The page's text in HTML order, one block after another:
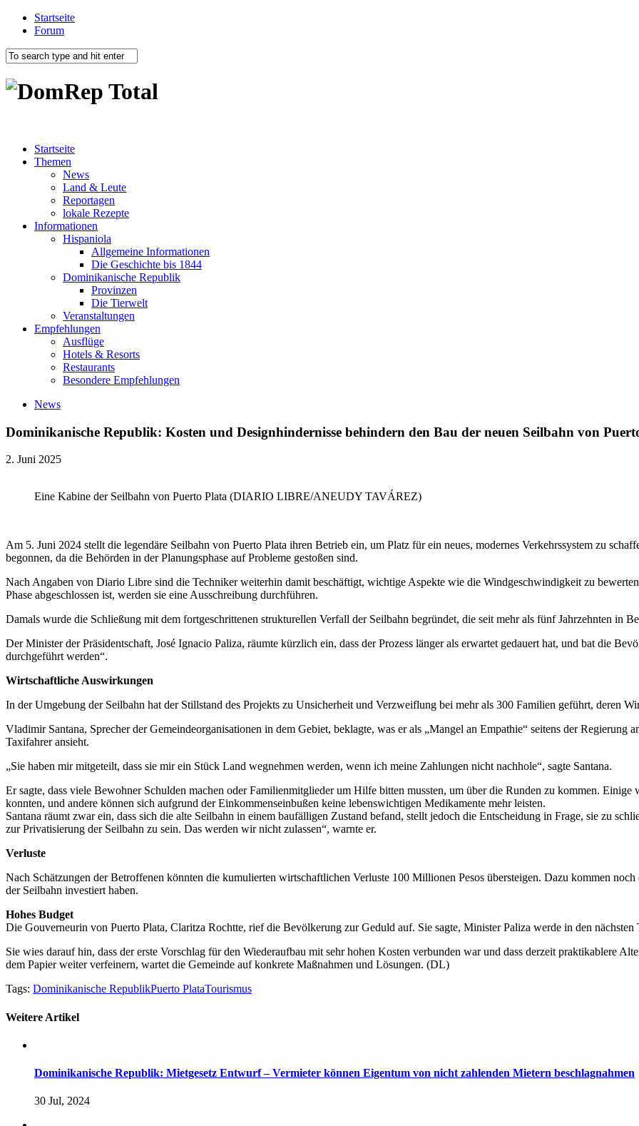
Startseite
Forum
Startseite
Themen
News
Land & Leute
Reportagen
lokale Rezepte
Informationen
Hispaniola
Allgemeine Informationen
Die Geschichte bis 1844
Dominikanische Republik
Provinzen
Die Tierwelt
Veranstaltungen
Empfehlungen
Ausflüge
Hotels & Resorts
Restaurants
Besondere Empfehlungen
News
Dominikanische Republik: Kosten und Designhindernisse behindern den Bau der neuen Seilbahn von
2. Juni 2025
Eine Kabine der Seilbahn von Puerto Plata (DIARIO LIBRE/ANEUDY TAVÁREZ)
Am 5. Juni 2024 stellt die legendäre Seilbahn von Puerto Plata ihren Betrieb ein, um Platz für ein neues, modernes Verkehrssystem zu
begonnen, da die Behörden in der Planungsphase auf Probleme gestoßen sind.
Nach Angaben von Diario Libre sind die Techniker weiterhin damit beschäftigt, wichtige Aspekte wie die Windgeschwindigkeit zu
Phase abgeschlossen ist, werden sie eine Ausschreibung durchführen.
Damals wurde die Schließung mit dem fortgeschrittenen strukturellen Verfall der Seilbahn begründet, die seit mehr als fünf Jahrzehnten in
Der Minister der Präsidentschaft, José Ignacio Paliza, räumte kürzlich ein, dass der Prozess länger als erwartet gedauert hat, und bat die
durchgeführt werden“.
Wirtschaftliche Auswirkungen
In der Umgebung der Seilbahn hat der Stillstand des Projekts zu Unsicherheit und Verzweiflung bei mehr als 300 Familien geführt, deren
Vladimir Santana, Sprecher der Gemeindeorganisationen in dem Gebiet, beklagte, was er als „Mangel an Empathie“ seitens der Regierung
Taxifahrer ansieht.
„Sie haben mir mitgeteilt, dass sie mir ein Stück Land wegnehmen werden, wenn ich meine Zahlungen nicht nachhole“, sagte Santana.
Er sagte, dass viele Bewohner Schulden machen oder Familienmitglieder um Hilfe bitten mussten, um über die Runden zu kommen.
konnten, und andere können sich aufgrund der Einkommenseinbußen keine lebenswichtigen Medikamente mehr leisten.
Santana räumt zwar ein, dass sich die alte Seilbahn in einem baufälligen Zustand befand, stellt jedoch die Entscheidung in Frage, sie zu
zur Privatisierung der Seilbahn zu sein. Das werden wir nicht zulassen“, warnte er.
Verluste
Nach Schätzungen der Betroffenen könnten die kumulierten wirtschaftlichen Verluste 100 Millionen Pesos übersteigen. Dazu kommen
der Seilbahn investiert haben.
Hohes Budget
Die Gouverneurin von Puerto Plata, Claritza Rochtte, rief die Bevölkerung zur Geduld auf. Sie sagte, Minister Paliza werde in den
Sie wies darauf hin, dass der erste Vorschlag für den Wiederaufbau mit sehr hohen Kosten verbunden war und dass derzeit praktikablere
dem Papier weiter verfeinern, wartet die Gemeinde auf konkrete Maßnahmen und Lösungen. (DL)
Tags: Dominikanische RepublikPuerto PlataTourismus
Weitere Artikel
Dominikanische Republik: Mietgesetz Entwurf – Vermieter können Eigentum von nicht zahlenden Mietern beschlagnahmen
30 Jul, 2024